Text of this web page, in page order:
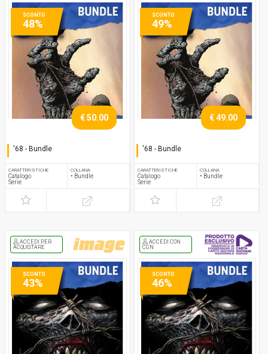
'68 - Bundle
€ 50.00
CARATTERISTICHE
Catalogo
Serie
COLLANA
• Bundle
SCONTO
48%
'68 - Bundle
€ 49.00
CARATTERISTICHE
Catalogo
Serie
COLLANA
• Bundle
SCONTO
49%
ACCEDI PER
ACQUISTARE
SCONTO
43%
ACCEDI CON
CGN
SCONTO
46%